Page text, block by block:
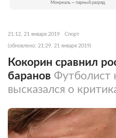
Монреаль — парный разряд
21:12, 21 января 2019 Спорт
(обновлено: 21:29, 21 января 2019)
Кокорин сравнил
баранов Футболист
высказался о